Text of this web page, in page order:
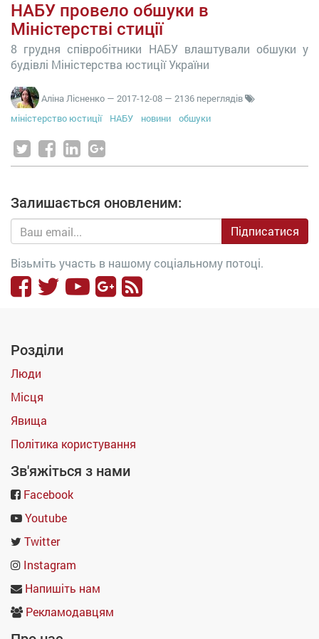
НАБУ провело обшуки в
Міністерстві стиції
8 грудня співробітники НАБУ влаштували обшуки у
будівлі Міністерства юстиції України
Аліна Лісненко — 2017-12-08 — 2136 переглядів
міністерство юстиції
НАБУ новини обшуки
Залишається оновленим:
Підписатися
Візьміть участь в нашому соціальному потоці.
Розділи
Люди
Місця
Явища
Політика користування
Зв'яжіться з нами
Facebook
Youtube
Twitter
Instagram
Напишіть нам
Рекламодавцям